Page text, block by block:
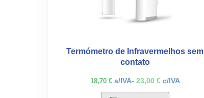
Termómetro de Infravermelhos sem
contato
18,70 € s/IVA- 23,00 €c/IVA